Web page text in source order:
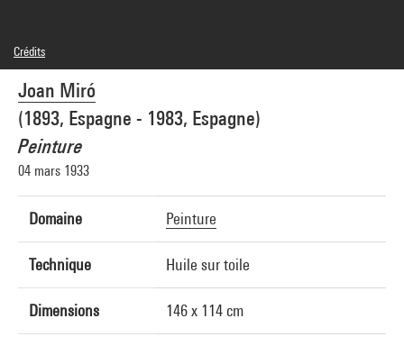
Joan Miró
(1893, Espagne - 1983, Espagne)
Peinture
04 mars 1933
Domaine Peinture
Technique Huile sur toile
Dimensions 146 x 114 cm
Crédits
© Successió Miró / Adagp, Paris
Crédit photographique : Centre Pompidou, MNAM-CCI/Jean-François Tomasian/Dist.
GrandPalaisRmn
Réf. image : 4R15843 [1997 CX 0227]